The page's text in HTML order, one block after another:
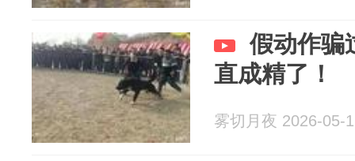
假动作骗
直成精了！
雾切月夜 2026-05-